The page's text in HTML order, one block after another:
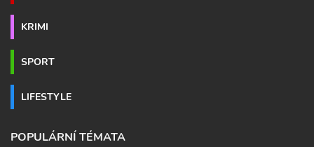
KRIMI
SPORT
LIFESTYLE
POPULÁRNÍ TÉMATA